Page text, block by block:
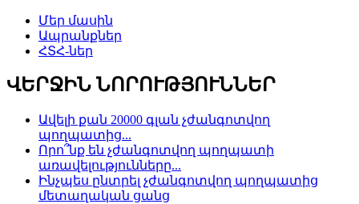
Մեր մասին
Ապրանքներ
ՀՏՀ-ներ
ՎԵՐՋԻՆ ՆՈՐՈՒԹՅՈՒՆՆԵՐ
Ավելի քան 20000 գլան չժանգոտվող
պողպատից...
Որո՞նք են չժանգոտվող պողպատի
առավելությունները...
Ինչպես ընտրել չժանգոտվող պողպատից
մետաղական ցանց